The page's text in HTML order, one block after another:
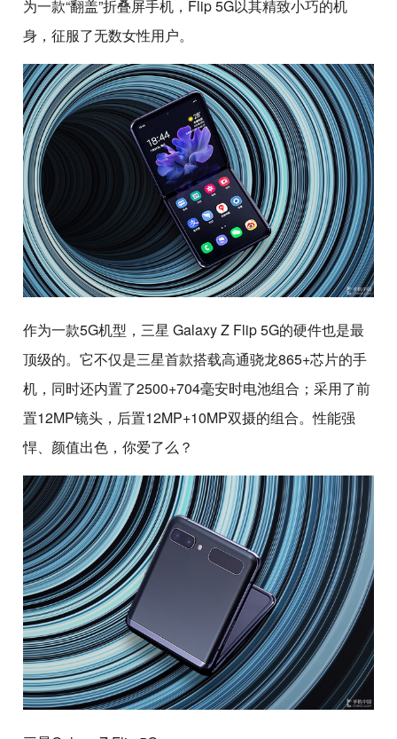
为一款“翻盖”折叠屏手机，Flip 5G以其精致小巧的机
身，征服了无数女性用户。
作为一款5G机型，三星 Galaxy Z Flip 5G的硬件也是最
顶级的。它不仅是三星首款搭载高通骁龙865+芯片的手
机，同时还内置了2500+704毫安时电池组合；采用了前
置12MP镜头，后置12MP+10MP双摄的组合。性能强
悍、颜值出色，你爱了么？